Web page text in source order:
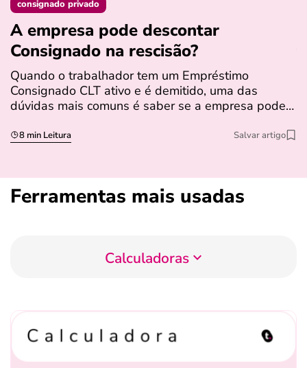
consignado privado
A empresa pode descontar
Consignado na rescisão​?
Quando o trabalhador tem um Empréstimo
Consignado CLT ativo e é demitido, uma das
dúvidas mais comuns é saber se a empresa pode…
8 min Leitura Salvar artigo
Ferramentas mais usadas
Calculadoras